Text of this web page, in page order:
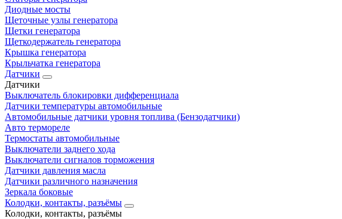
Диодные мосты
Щеточные узлы генератора
Щетки генератора
Щеткодержатель генератора
Крышка генератора
Крыльчатка генератора
Датчики
Датчики
Выключатель блокировки дифференциала
Датчики температуры автомобильные
Автомобильные датчики уровня топлива (Бензодатчики)
Авто термореле
Термостаты автомобильные
Выключатели заднего хода
Выключатели сигналов торможения
Датчики давления масла
Датчики различного назначения
Зеркала боковые
Колодки, контакты, разъёмы
Колодки, контакты, разъёмы